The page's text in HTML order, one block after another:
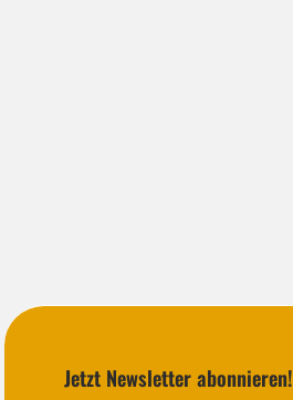
Jetzt Newsletter abonnieren!